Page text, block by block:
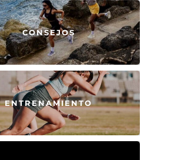
CONSEJOS
ENTRENAMIENTO